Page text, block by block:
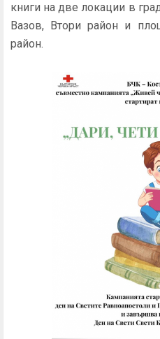
книги на две локации в
Вазов, Втори район и
район.